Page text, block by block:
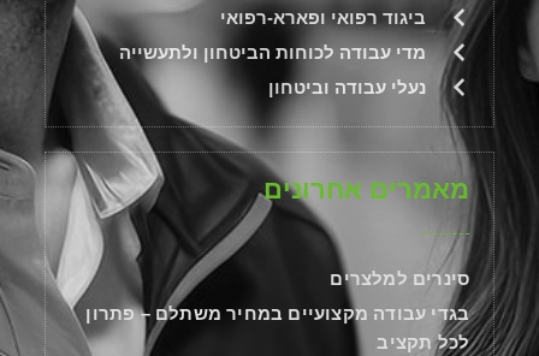
ביגוד רפואי ופארא-רפואי
מדי עבודה לכוחות הביטחון ולתעשייה
נעלי עבודה וביטחון
מאמרים אחרונים
סינרים למלצרים
בגדי עבודה מקצועיים במחיר משתלם – פתרון
לכל תקציב